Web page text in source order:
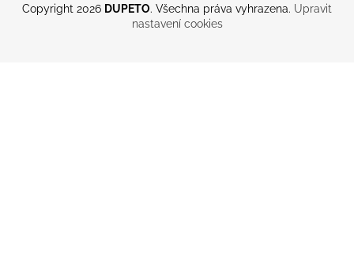
Copyright 2026 DUPETO. Všechna práva vyhrazena. Upravit
nastavení cookies